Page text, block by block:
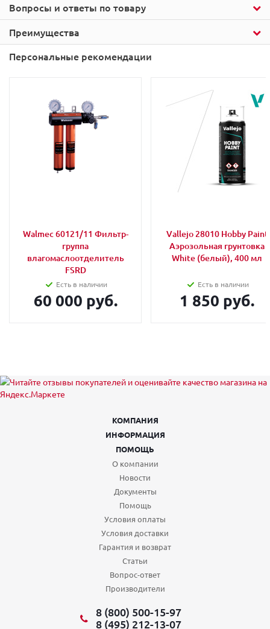
Вопросы и ответы по товару
Преимущества
Персональные рекомендации
Walmec 60121/11 Фильтр-
группа
влагомаслоотделитель
FSRD
Есть в наличии
60 000 руб.
Vallejo 28010 Hobby Paint
Аэрозольная грунтовка
White (белый), 400 мл
Есть в наличии
1 850 руб.
КОМПАНИЯ
ИНФОРМАЦИЯ
ПОМОЩЬ
О компании
Новости
Документы
Помощь
Условия оплаты
Условия доставки
Гарантия и возврат
Статьи
Вопрос-ответ
Производители
8 (800) 500-15-97
8 (495) 212-13-07